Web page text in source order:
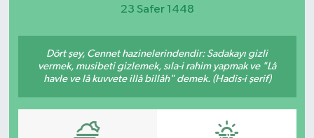
23 Safer 1448
Dört şey, Cennet hazinelerindendir: Sadakayı gizli
vermek, musibeti gizlemek, sıla-i rahim yapmak ve "Lâ
havle ve lâ kuvvete illâ billâh" demek. (Hadis-i şerif)